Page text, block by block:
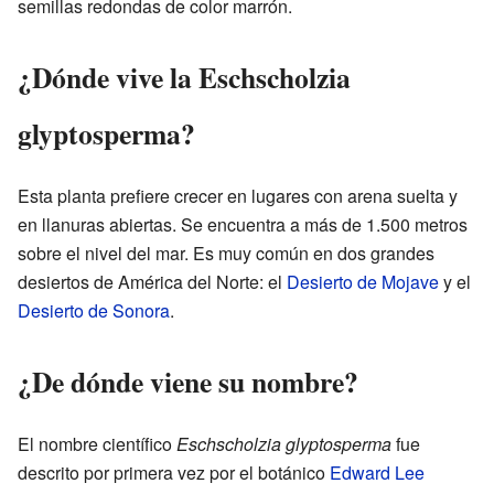
semillas redondas de color marrón.
¿Dónde vive la Eschscholzia
glyptosperma?
Esta planta prefiere crecer en lugares con arena suelta y
en llanuras abiertas. Se encuentra a más de 1.500 metros
sobre el nivel del mar. Es muy común en dos grandes
desiertos de América del Norte: el Desierto de Mojavey el
Desierto de Sonora.
¿De dónde viene su nombre?
El nombre científicoEschscholzia glyptospermafue
descrito por primera vez por el botánico Edward Lee